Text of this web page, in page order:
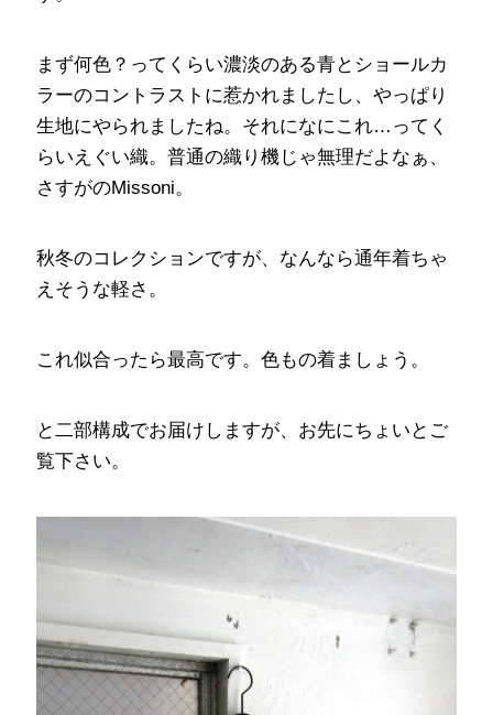
まず何色？ってくらい濃淡のある青とショールカ
ラーのコントラストに惹かれましたし、やっぱり
生地にやられましたね。それになにこれ…ってく
らいえぐい織。普通の織り機じゃ無理だよなぁ、
さすがのMissoni。
秋冬のコレクションですが、なんなら通年着ちゃ
えそうな軽さ。
これ似合ったら最高です。色もの着ましょう。
と二部構成でお届けしますが、お先にちょいとご
覧下さい。